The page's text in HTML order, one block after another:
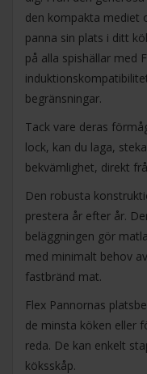
den kompakta mediet
panna sin plats i ditt
på alla spishällar med
begränsningar.
Tack vare deras
lock, kan du laga,
bekvämlighet, direkt
Den robusta
prestera år efter år.
beläggningen gör
med minimalt behov
fastbränd mat.
Flex Pannornas
de minsta köken eller
reda. De kan enkelt
köksskåp.